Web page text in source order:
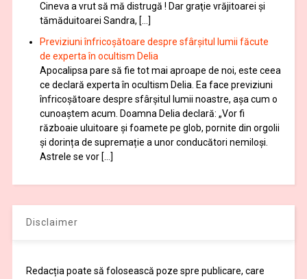
Cineva a vrut să mă distrugă ! Dar graţie vrăjitoarei și
tămăduitoarei Sandra, […]
Previziuni înfricoșătoare despre sfârșitul lumii făcute
de experta în ocultism Delia
Apocalipsa pare să fie tot mai aproape de noi, este ceea
ce declară experta în ocultism Delia. Ea face previziuni
înfricoșătoare despre sfârșitul lumii noastre, așa cum o
cunoaștem acum. Doamna Delia declară: „Vor fi
războaie uluitoare și foamete pe glob, pornite din orgolii
și dorința de supremație a unor conducători nemiloși.
Astrele se vor […]
Disclaimer
Redacția poate să folosească poze spre publicare, care